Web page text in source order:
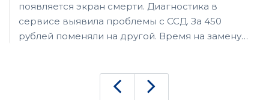
появляется экран смерти. Диагностика в
сервисе выявила проблемы с ССД. За 450
рублей поменяли на другой. Время на замену